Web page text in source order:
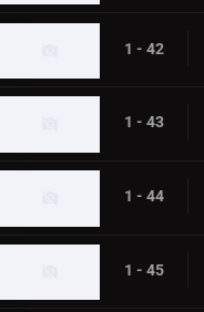
1 - 42
1 - 43
1 - 44
1 - 45